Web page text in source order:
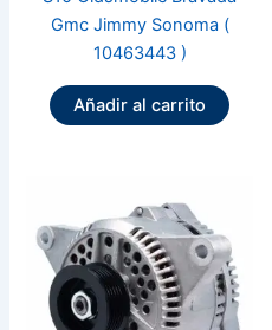
Gmc Jimmy Sonoma (
10463443 )
Añadir al carrito